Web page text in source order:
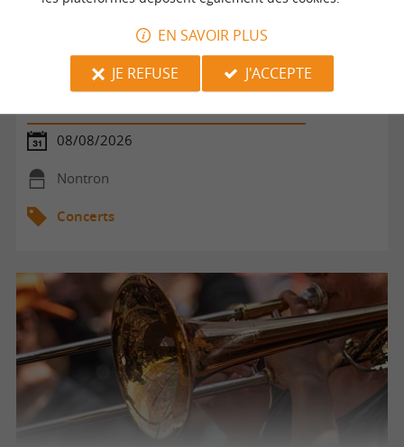
Concert d'orgue
08/08/2026
Nontron
Concerts
EN SAVOIR PLUS
JE REFUSE
J'ACCEPTE